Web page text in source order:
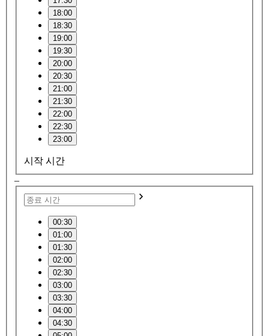
18:00
18:30
19:00
19:30
20:00
20:30
21:00
21:30
22:00
22:30
23:00
시작 시간
–
00:30
01:00
01:30
02:00
02:30
03:00
03:30
04:00
04:30